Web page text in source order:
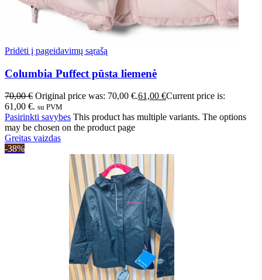
Pridėti į pageidavimų sąrašą
Columbia Puffect pūsta liemenė
70,00€ Original price was: 70,00 €.61,00 €Current price is:
61,00 €. su PVM
Pasirinkti savybes This product has multiple variants. The options
may be chosen on the product page
Greitas vaizdas
-38%